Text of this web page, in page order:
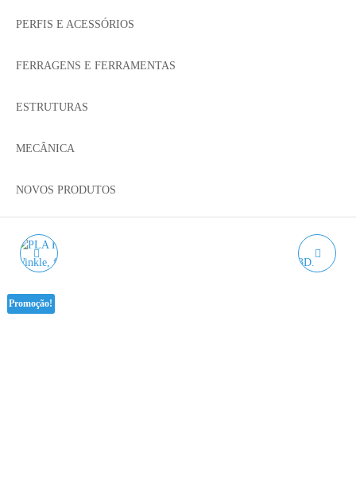
PERFIS E ACESSÓRIOS
FERRAGENS E FERRAMENTAS
ESTRUTURAS
MECÂNICA
NOVOS PRODUTOS
Promoção!